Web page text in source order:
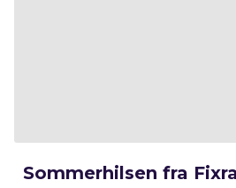
Sommerhilsen fra